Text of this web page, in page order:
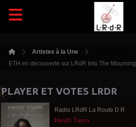
Artistes à la Une
ETH en découverte sur LRdR Into The Mourning
PLAYER ET VOTES LRDR
Radio LRdR La Route D R
Heidi Tann